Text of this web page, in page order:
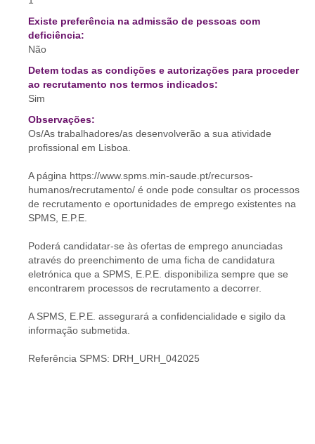
Existe preferência na admissão de pessoas com
deficiência:
Não
Detem todas as condições e autorizações para proceder
ao recrutamento nos termos indicados:
Sim
Observações:
Os/As trabalhadores/as desenvolverão a sua atividade
profissional em Lisboa.
A página https://www.spms.min-saude.pt/recursos-
humanos/recrutamento/ é onde pode consultar os processos
de recrutamento e oportunidades de emprego existentes na
SPMS, E.P.E.
Poderá candidatar-se às ofertas de emprego anunciadas
através do preenchimento de uma ficha de candidatura
eletrónica que a SPMS, E.P.E. disponibiliza sempre que se
encontrarem processos de recrutamento a decorrer.
A SPMS, E.P.E. assegurará a confidencialidade e sigilo da
informação submetida.
Referência SPMS: DRH_URH_042025